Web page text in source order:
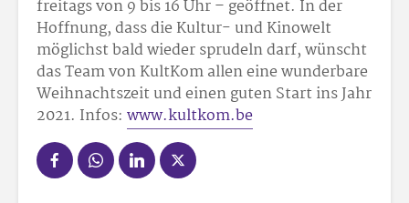
freitags von 9 bis 16 Uhr – geöffnet. In der
Hoffnung, dass die Kultur- und Kinowelt
möglichst bald wieder sprudeln darf, wünscht
das Team von KultKom allen eine wunderbare
Weihnachtszeit und einen guten Start ins Jahr
2021. Infos: www.kultkom.be